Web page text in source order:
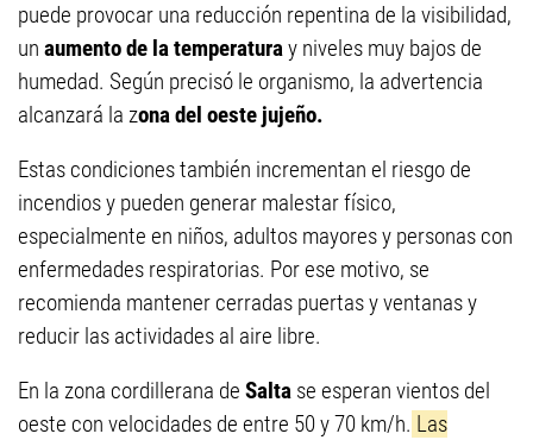
puede provocar una reducción repentina de la visibilidad,
un aumento de la temperaturay niveles muy bajos de
humedad. Según precisó le organismo, la advertencia
alcanzará la zona del oeste jujeño.
Estas condiciones también incrementan el riesgo de
incendios y pueden generar malestar físico,
especialmente en niños, adultos mayores y personas con
enfermedades respiratorias. Por ese motivo, se
recomienda mantener cerradas puertas y ventanas y
reducir las actividades al aire libre.
En la zona cordillerana de Salta se esperan vientos del
oeste con velocidades de entre 50 y 70 km/h. Las